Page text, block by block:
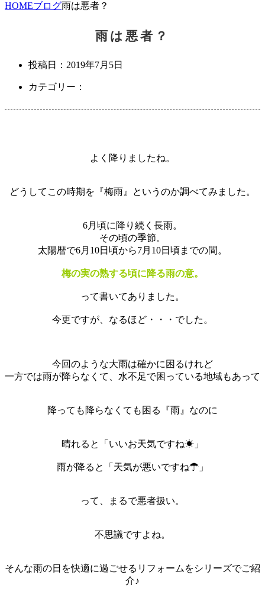
HOMEブログ雨は悪者？
雨は悪者？
投稿日： 2019年7月5日
カテゴリー：
よく降りましたね。
どうしてこの時期を『梅雨』というのか調べてみました。
6月頃に降り続く長雨。
その頃の季節。
太陽暦で6月10日頃から7月10日頃までの間。
梅の実の熟する頃に降る雨の意。
って書いてありました。
今更ですが、なるほど・・・でした。
今回のような大雨は確かに困るけれど
一方では雨が降らなくて、水不足で困っている地域もあって
降っても降らなくても困る『雨』なのに
晴れると「いいお天気ですね☀」
雨が降ると「天気が悪いですね☂」
って、まるで悪者扱い。
不思議ですよね。
そんな雨の日を快適に過ごせるリフォームをシリーズでご紹
介♪